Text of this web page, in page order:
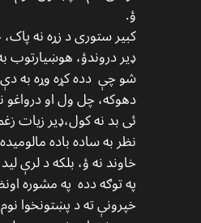
ؤ.
کبیر ستوری د زړه نه
ډیر دروندؤ، هوښیارتوب
شو چې دده کړه وړه به
دهوکه، چل ول او
ئی بد نه کول،ډیر زیات
نظر به ساده باده
خاوند نه ؤ، بلکه د لرې
په توګه دده په مشوره
خپرونې ته د پښتونخوا